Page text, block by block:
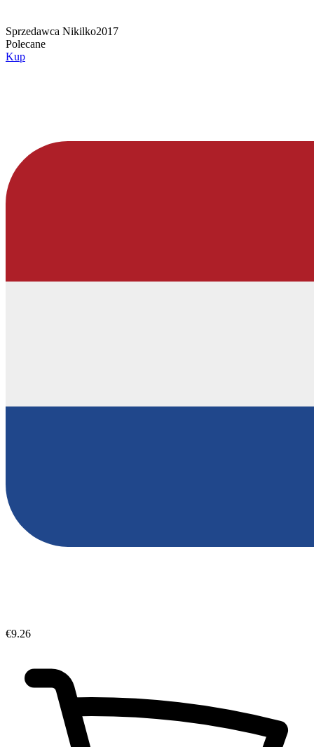
Sprzedawca Nikilko2017
Polecane
Kup
€9.26